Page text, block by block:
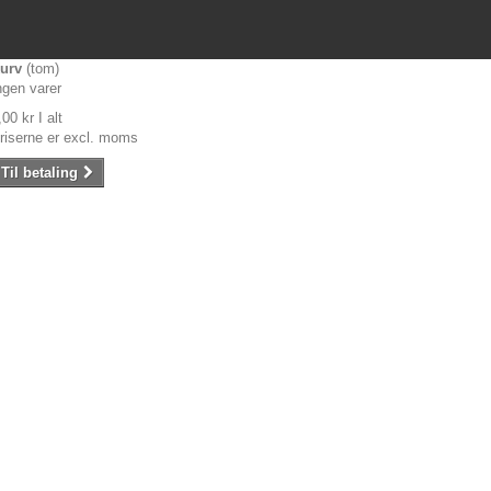
(tom)
varer
kr
I alt
er excl. moms
Til betaling